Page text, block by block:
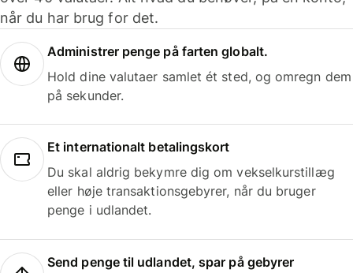
når du har brug for det.
Administrer penge på farten globalt.
Hold dine valutaer samlet ét sted, og omregn dem
på sekunder.
Et internationalt betalingskort
Du skal aldrig bekymre dig om vekselkurstillæg
eller høje transaktionsgebyrer, når du bruger
penge i udlandet.
Send penge til udlandet, spar på gebyrer